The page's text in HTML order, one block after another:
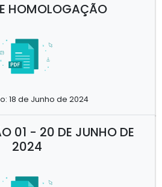
HOMOLOGAÇÃO
18 de Junho de 2024
01 - 20 DE JUNHO DE
2024